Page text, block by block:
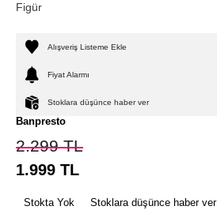
Figür
Alışveriş Listeme Ekle
Fiyat Alarmı
Stoklara düşünce haber ver
Banpresto
2.299TL
1.999 TL
Stokta Yok Stoklara düşünce haber ver